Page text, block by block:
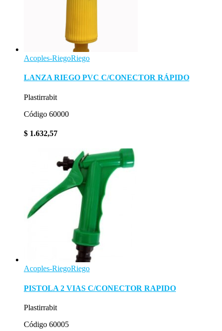
Acoples-RiegoRiego
LANZA RIEGO PVC C/CONECTOR RÁPIDO
Plastirrabit
Código 60000
$ 1.632,57
Acoples-RiegoRiego
PISTOLA 2 VIAS C/CONECTOR RAPIDO
Plastirrabit
Código 60005